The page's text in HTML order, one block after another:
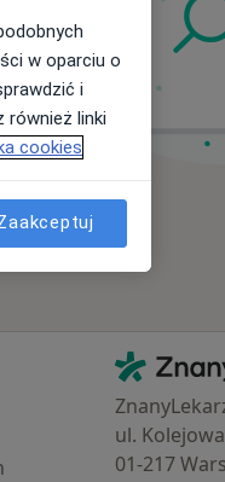
ZnanyLekarz -
ul.
01-217
w oparciu o
i
również linki
cookies